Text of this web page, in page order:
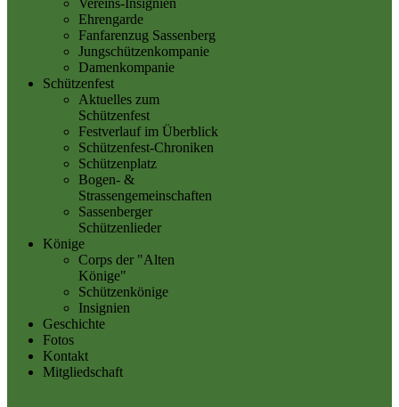
Vereins-Insignien
Ehrengarde
Fanfarenzug Sassenberg
Jungschützenkompanie
Damenkompanie
Schützenfest
Aktuelles zum
Schützenfest
Festverlauf im Überblick
Schützenfest-Chroniken
Schützenplatz
Bogen- &
Strassengemeinschaften
Sassenberger
Schützenlieder
Könige
Corps der "Alten
Könige"
Schützenkönige
Insignien
Geschichte
Fotos
Kontakt
Mitgliedschaft